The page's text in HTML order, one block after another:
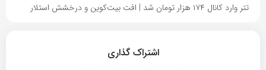
تتر وارد کانال ۱۷۴ هزار تومان شد | افت بیت‌کوین و درخشش استلار
اشتراک گذاری